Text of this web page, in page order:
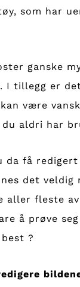
som har
ganske
I tillegg er
være
du aldri har
da få
det veldig
aller fleste
å prøve
?